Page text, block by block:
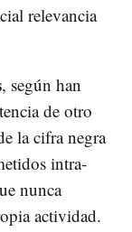
relevancia
, según han
de otro
la cifra negra
intra-
nunca
actividad.